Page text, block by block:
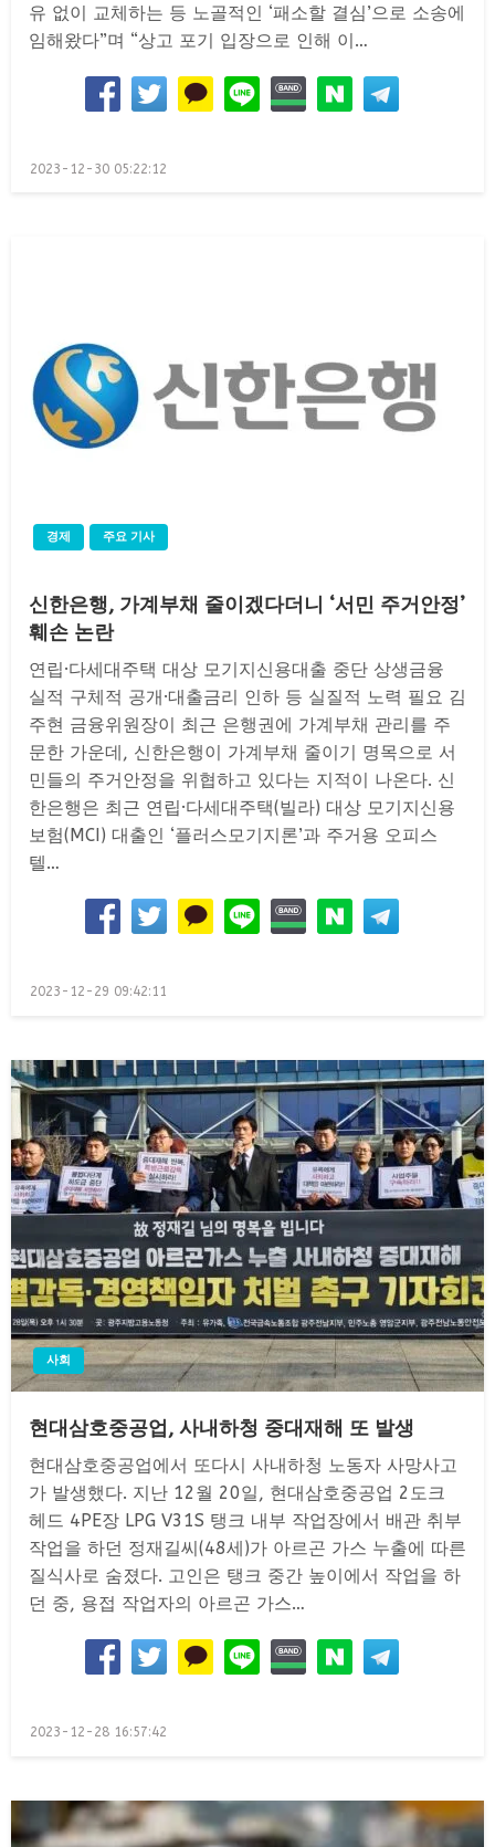
유 없이 교체하는 등 노골적인 ‘패소할 결심’으로 소송에
임해왔다”며 “상고 포기 입장으로 인해 이…
Posted
2023-12-30 05:22:12
경제 주요 기사
신한은행, 가계부채 줄이겠다더니 ‘서민 주거안정’
훼손 논란
연립·다세대주택 대상 모기지신용대출 중단 상생금융
실적 구체적 공개·대출금리 인하 등 실질적 노력 필요 김
주현 금융위원장이 최근 은행권에 가계부채 관리를 주
문한 가운데, 신한은행이 가계부채 줄이기 명목으로 서
민들의 주거안정을 위협하고 있다는 지적이 나온다. 신
한은행은 최근 연립·다세대주택(빌라) 대상 모기지신용
보험(MCI) 대출인 ‘플러스모기지론’과 주거용 오피스
텔…
Posted
2023-12-29 09:42:11
사회
현대삼호중공업, 사내하청 중대재해 또 발생
현대삼호중공업에서 또다시 사내하청 노동자 사망사고
가 발생했다. 지난 12월 20일, 현대삼호중공업 2도크
헤드 4PE장 LPG V31S 탱크 내부 작업장에서 배관 취부
작업을 하던 정재길씨(48세)가 아르곤 가스 누출에 따른
질식사로 숨졌다. 고인은 탱크 중간 높이에서 작업을 하
던 중, 용접 작업자의 아르곤 가스…
Posted
2023-12-28 16:57:42